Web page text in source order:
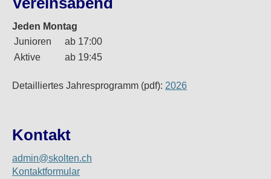
Jeden Montag
Junioren
ab 17:00
Aktive
ab 19:45
Detailliertes Jahresprogramm (pdf): 2026
Kontakt
admin@skolten.ch
Kontaktformular